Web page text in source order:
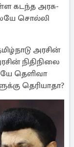
கடந்த அரசு-
சொல்லி
அரசின்
நிதிநிலை
தெளிவா
தெரியாதா?